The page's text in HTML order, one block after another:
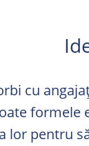
cu
formele
lor pentru